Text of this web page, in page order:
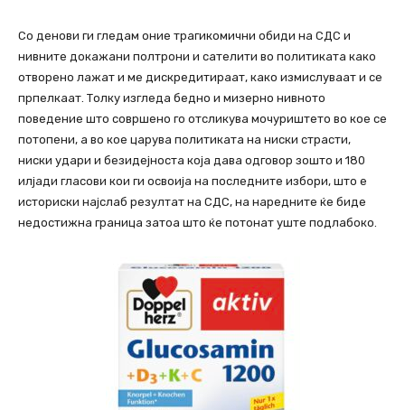
Со денови ги гледам оние трагикомични обиди на СДС и
нивните докажани полтрони и сателити во политиката како
отворено лажат и ме дискредитираат, како измислуваат и се
прпелкаат. Толку изгледа бедно и мизерно нивното
поведение што совршено го отсликува мочуриштето во кое се
потопени, а во кое царува политиката на ниски страсти,
ниски удари и безидејноста која дава одговор зошто и 180
илјади гласови кои ги освоија на последните избори, што е
историски најслаб резултат на СДС, на наредните ќе биде
недостижна граница затоа што ќе потонат уште подлабоко.